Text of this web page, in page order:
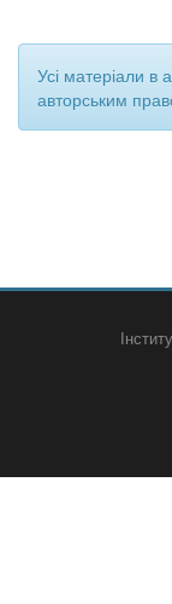
Усі матеріали в
авторським